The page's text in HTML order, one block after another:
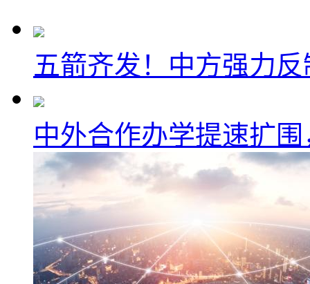
五箭齐发！中方强力
中外合作办学提速扩